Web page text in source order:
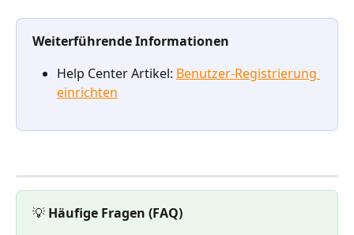
Weiterführende Informationen
Help Center Artikel: Benutzer-Registrierung
einrichten
💡 Häufige Fragen (FAQ)